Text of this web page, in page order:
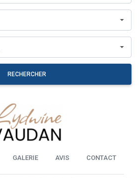
RECHERCHER
GALERIE AVIS CONTACT